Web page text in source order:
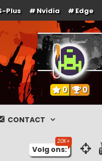
Plus Nvidia Edge
0 0
CONTACT
Volg ons: